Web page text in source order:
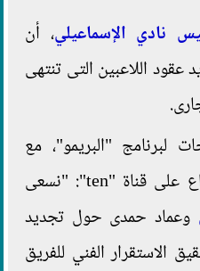
نادي الإسماعيلي، أن
عقود اللاعبين التى تنتهى
لبرنامج "البريمو"، مع
الإعلامي إسلام صادق المذاع على قناة "ten": "نسعى
وعماد حمدى حول تجديد
الاستقرار الفني للفريق